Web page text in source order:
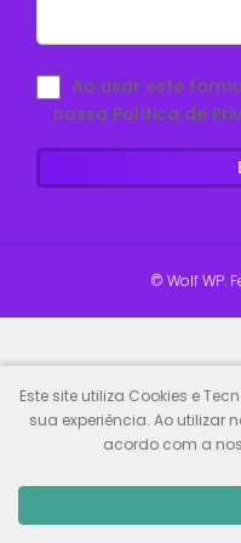
Ao usar este
nossa Política de
© Wolf WP.
Este site utiliza Cookies e
sua experiência. Ao utilizar
acordo com a